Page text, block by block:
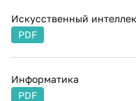
Искусственный
PDF
Информатика
PDF